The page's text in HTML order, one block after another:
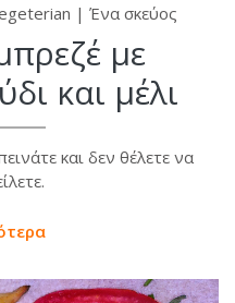
| Ένα σκεύος
με
και μέλι
και δεν θέλετε να